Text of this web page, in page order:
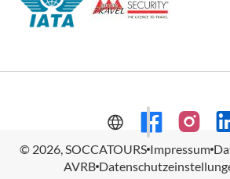
© 2026, SOCCATOURS Impressum
AVRB